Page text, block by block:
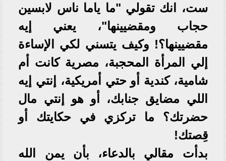
ست، انك تقولي "ما ياما ناس لابسين
حجاب ومقضيينها"، يعني إيه
مقضيينها؟! وكيف يتسني لكي الإساءة
إلي المرأة المحجبة، مصرية كانت أم
شامية، كندية أو حتي أمريكية، إنتي إيه
اللي مضايق جنابك، أو هو إنتي مال
حضرتك؟ ما تركزي في حكايتك أو
قِصتك!
بدأت مقالي بالدعاء، بأن يمن الله